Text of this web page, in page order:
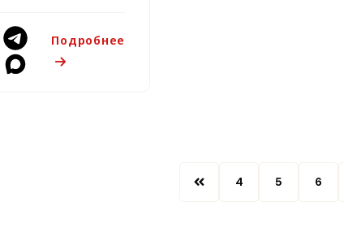
Подробнее
4 5 6